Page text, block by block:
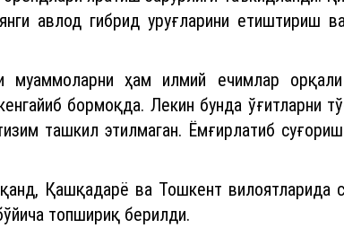
муаммоларни ҳам илмий ечимлар
бормоқда. Лекин бунда ўғитларни
ташкил этилмаган. Ёмғирлатиб
Қашқадарё ва Тошкент вилоятларида
топшириқ берилди.
маблағлари ҳисобидан амалга